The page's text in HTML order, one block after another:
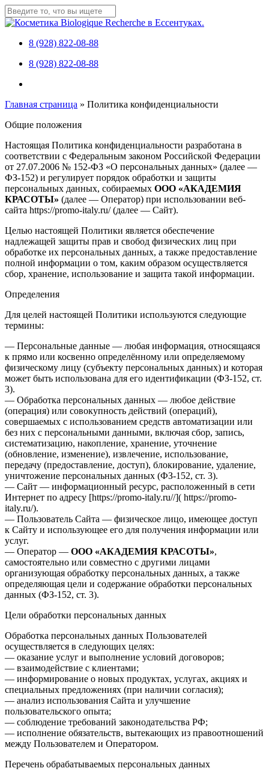
Skip
to
content
Close
8 (928) 822-08-88
Menu
8 (928) 822-08-88
Главная страница » Политика конфиденциальности
Общие положения
Настоящая Политика конфиденциальности разработана в
соответствии с Федеральным законом Российской Федерации
от 27.07.2006 № 152-ФЗ «О персональных данных» (далее —
ФЗ-152) и регулирует порядок обработки и защиты
персональных данных, собираемых ООО «АКАДЕМИЯ
КРАСОТЫ» (далее — Оператор) при использовании веб-
сайта https://promo-italy.ru/ (далее — Сайт).
Целью настоящей Политики является обеспечение
надлежащей защиты прав и свобод физических лиц при
обработке их персональных данных, а также предоставление
полной информации о том, каким образом осуществляется
сбор, хранение, использование и защита такой информации.
Определения
Для целей настоящей Политики используются следующие
термины:
— Персональные данные — любая информация, относящаяся
к прямо или косвенно определённому или определяемому
физическому лицу (субъекту персональных данных) и которая
может быть использована для его идентификации (ФЗ-152, ст.
3).
— Обработка персональных данных — любое действие
(операция) или совокупность действий (операций),
совершаемых с использованием средств автоматизации или
без них с персональными данными, включая сбор, запись,
систематизацию, накопление, хранение, уточнение
(обновление, изменение), извлечение, использование,
передачу (предоставление, доступ), блокирование, удаление,
уничтожение персональных данных (ФЗ-152, ст. 3).
— Сайт — информационный ресурс, расположенный в сети
Интернет по адресу [https://promo-italy.ru//]( https://promo-
italy.ru/).
— Пользователь Сайта — физическое лицо, имеющее доступ
к Сайту и использующее его для получения информации или
услуг.
— Оператор — ООО «АКАДЕМИЯ КРАСОТЫ»,
самостоятельно или совместно с другими лицами
организующая обработку персональных данных, а также
определяющая цели и содержание обработки персональных
данных (ФЗ-152, ст. 3).
Цели обработки персональных данных
Обработка персональных данных Пользователей
осуществляется в следующих целях:
— оказание услуг и выполнение условий договоров;
— взаимодействие с клиентами;
— информирование о новых продуктах, услугах, акциях и
специальных предложениях (при наличии согласия);
— анализ использования Сайта и улучшение
пользовательского опыта;
— соблюдение требований законодательства РФ;
— исполнение обязательств, вытекающих из правоотношений
между Пользователем и Оператором.
Перечень обрабатываемых персональных данных